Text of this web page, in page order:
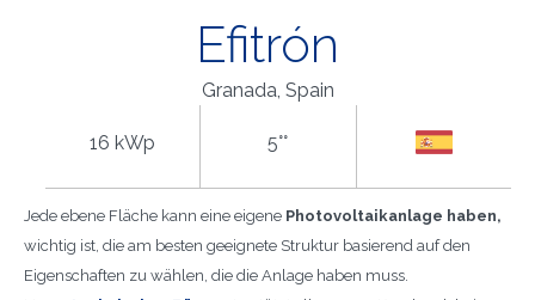
Efitrón
Granada, Spain
16 kWp 5°°
Jede ebene Fläche kann eine eigene Photovoltaikanlage haben,
wichtig ist, die am besten geeignete Struktur basierend auf den
Eigenschaften zu wählen, die die Anlage haben muss.